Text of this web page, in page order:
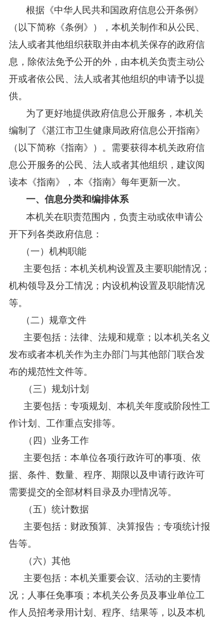
根据《中华人民共和国政府信息公开条例》
（以下简称《条例》），本机关制作和从公民、
法人或者其他组织获取并由本机关保存的政府信
息，除依法免予公开的外，由本机关负责主动公
开或者依公民、法人或者其他组织的申请予以提
供。
为了更好地提供政府信息公开服务，本机关
编制了《湛江市卫生健康局政府信息公开指南》
（以下简称《指南》）。需要获得本机关政府信
息公开服务的公民、法人或者其他组织，建议阅
读本《指南》，本《指南》每年更新一次。
一、信息分类和编排体系
本机关在职责范围内，负责主动或依申请公
开下列各类政府信息：
（一）机构职能
主要包括：本机关机构设置及主要职能情况；
机构领导及分工情况；内设机构设置及职能情况
等。
（二）规章文件
主要包括：法律、法规和规章；以本机关名义
发布或者本机关作为主办部门与其他部门联合发
布的规范性文件等。
（三）规划计划
主要包括：专项规划、本机关年度或阶段性工
作计划、工作重点安排等。
（四）业务工作
主要包括：本单位各项行政许可的事项、依
据、条件、数量、程序、期限以及申请行政许可
需要提交的全部材料目录及办理情况等。
（五）统计数据
主要包括：财政预算、决算报告；专项统计报
告等。
（六）其他
主要包括：本机关重要会议、活动的主要情
况；人事任免事项；本机关公务员及事业单位工
作人员招考录用计划、程序、结果等，以及本机